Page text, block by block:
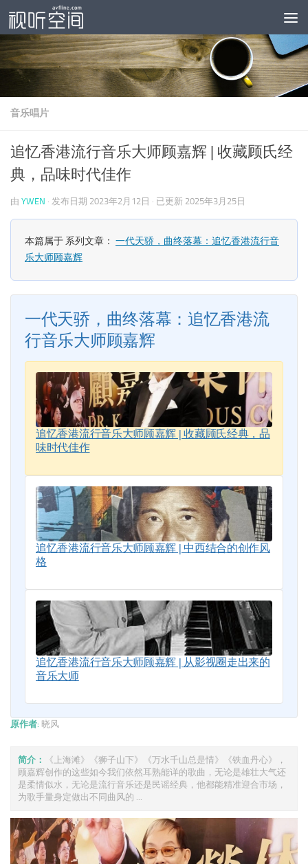
跳至内容
音乐唱片
追忆香港流行音乐大师顾嘉辉 | 收藏顾氏经
典，品味时代佳作
由 YWEN · 发布日期 2023年2月12日 · 已更新 2025年3月25日
本篇属于 系列文章： 一代天骄，曲终落幕：追忆香港流行音
乐大师顾嘉辉
一代天骄，曲终落幕：追忆香港流
行音乐大师顾嘉辉
追忆香港流行音乐大师顾嘉辉 | 收藏顾氏经典，品
味时代佳作
追忆香港流行音乐大师顾嘉辉 | 中西结合的创作风
格
追忆香港流行音乐大师顾嘉辉 | 从影视圈走出来的
音乐大师
原作者: 晓风
简介：
《上海滩》《狮子山下》《万水千山总是情》《铁血丹心》，
顾嘉辉创作的这些如今我们依然耳熟能详的歌曲，无论是雄壮大气还
是柔情似水，无论是流行音乐还是民谣经典，他都能精准迎合市场，
为歌手量身定做出不同曲风的 ...